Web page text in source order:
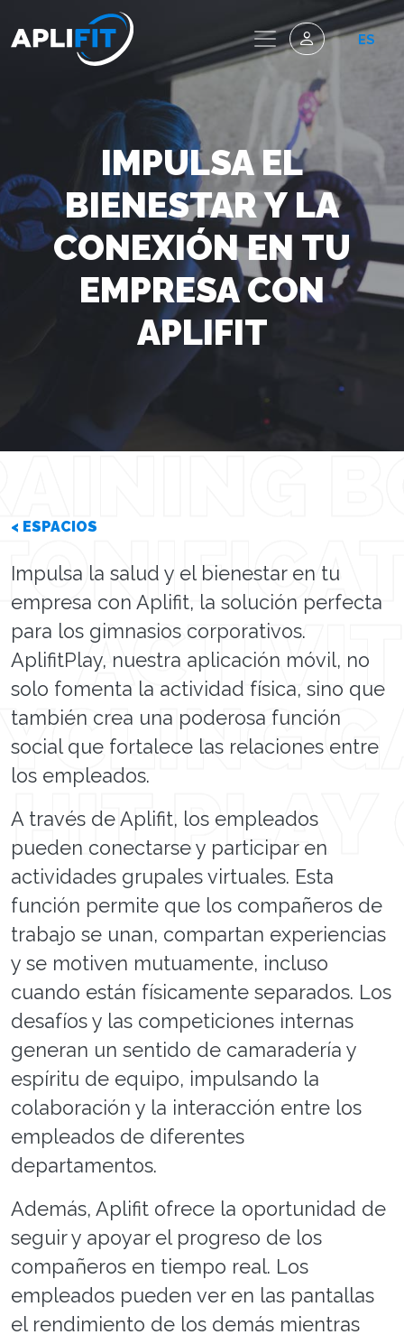
ES
IMPULSA EL
BIENESTAR Y LA
CONEXIÓN EN TU
EMPRESA CON
APLIFIT
< ESPACIOS
Impulsa la salud y el bienestar en tu
empresa con Aplifit, la solución perfecta
para los gimnasios corporativos.
AplifitPlay, nuestra aplicación móvil, no
solo fomenta la actividad física, sino que
también crea una poderosa función
social que fortalece las relaciones entre
los empleados.
A través de Aplifit, los empleados
pueden conectarse y participar en
actividades grupales virtuales. Esta
función permite que los compañeros de
trabajo se unan, compartan experiencias
y se motiven mutuamente, incluso
cuando están físicamente separados. Los
desafíos y las competiciones internas
generan un sentido de camaradería y
espíritu de equipo, impulsando la
colaboración y la interacción entre los
empleados de diferentes
departamentos.
Además, Aplifit ofrece la oportunidad de
seguir y apoyar el progreso de los
compañeros en tiempo real. Los
empleados pueden ver en las pantallas
el rendimiento de los demás mientras